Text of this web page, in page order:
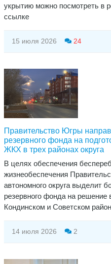
укрытию можно посмотреть в
ссылке
15 июля 2026 24
Правительство Югры
резервного фонда на
ЖКХ в трех районах округа
​В целях обеспечения
жизнеобеспечения
автономного округа выделит
резервного фонда на
Кондинском и Советском
14 июля 2026 2